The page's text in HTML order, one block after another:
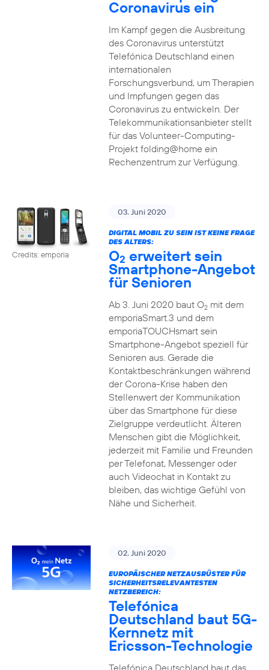
Coronavirus ein
Im Kampf gegen die Ausbreitung
des Coronavirus unterstützt
Telefónica Deutschland einen
internationalen
Forschungsverbund, um Therapien
und Impfungen gegen das
Coronavirus zu entwickeln. Der
Telekommunikationsanbieter stellt
für das Volunteer-Computing-
Projekt folding@home ein
Rechenzentrum zur Verfügung.
Credits: emporia
03. Juni 2020
DIGITAL MOBIL ZU SEIN IST KEINE FRAGE
DES ALTERS:
O2 erweitert sein
Smartphone-Angebot
für Senioren
Ab 3. Juni 2020 baut O2mit dem
emporiaSmart.3 und dem
emporiaTOUCHsmart sein
Smartphone-Angebot speziell für
Senioren aus. Gerade die
Kontaktbeschränkungen während
der Corona-Krise haben den
Stellenwert der Kommunikation
über das Smartphone für diese
Zielgruppe verdeutlicht. Älteren
Menschen gibt die Möglichkeit,
jederzeit mit Familie und Freunden
per Telefonat, Messenger oder
auch Videochat in Kontakt zu
bleiben, das wichtige Gefühl von
Nähe und Sicherheit.
02. Juni 2020
EUROPÄISCHER NETZAUSRÜSTER FÜR
SICHERHEITSRELEVANTESTEN
NETZBEREICH:
Telefónica
Deutschland baut 5G-
Kernnetz mit
Ericsson-Technologie
Telefónica Deutschland baut das